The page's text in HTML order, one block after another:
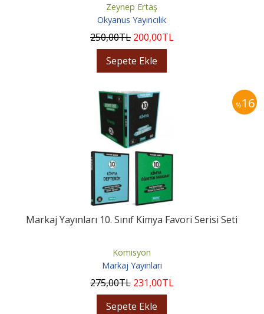
Zeynep Ertaş
Okyanus Yayıncılık
250,00TL 200,00TL
Sepete Ekle
%16
Markaj Yayınları 10. Sınıf Kimya Favori Serisi Seti
Komisyon
Markaj Yayınları
275,00TL 231,00TL
Sepete Ekle